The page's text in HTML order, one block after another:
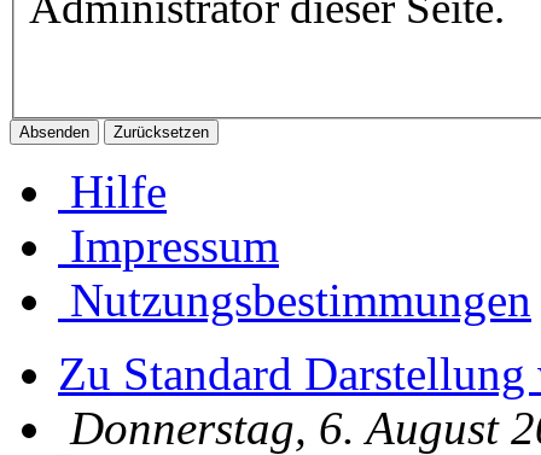
Hilfe
Impressum
Nutzungsbestimmungen
Zu Standard Darstellung
Donnerstag, 6. August